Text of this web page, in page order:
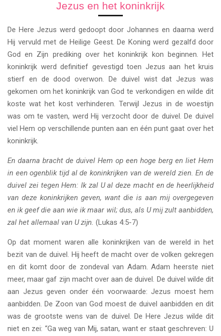
Jezus en het koninkrijk
De Here Jezus werd gedoopt door Johannes en daarna werd
Hij vervuld met de Heilige Geest. De Koning werd gezalfd door
God en Zijn prediking over het koninkrijk kon beginnen. Het
koninkrijk werd definitief gevestigd toen Jezus aan het kruis
stierf en de dood overwon. De duivel wist dat Jezus was
gekomen om het koninkrijk van God te verkondigen en wilde dit
koste wat het kost verhinderen. Terwijl Jezus in de woestijn
was om te vasten, werd Hij verzocht door de duivel. De duivel
viel Hem op verschillende punten aan en één punt gaat over het
koninkrijk.
En daarna bracht de duivel Hem op een hoge berg en liet Hem
in een ogenblik tijd al de koninkrijken van de wereld zien. En de
duivel zei tegen Hem: Ik zal U al deze macht en de heerlijkheid
van deze koninkrijken geven, want die is aan mij overgegeven
en ik geef die aan wie ik maar wil; dus, als U mij zult aanbidden,
zal het allemaal van U zijn. (Lukas 4:5-7)
Op dat moment waren alle koninkrijken van de wereld in het
bezit van de duivel. Hij heeft de macht over de volken gekregen
en dit komt door de zondeval van Adam. Adam heerste niet
meer, maar gaf zijn macht over aan de duivel. De duivel wilde dit
aan Jezus geven onder één voorwaarde: Jezus moest hem
aanbidden. De Zoon van God moest de duivel aanbidden en dit
was de grootste wens van de duivel. De Here Jezus wilde dit
niet en zei: “Ga weg van Mij, satan, want er staat geschreven: U